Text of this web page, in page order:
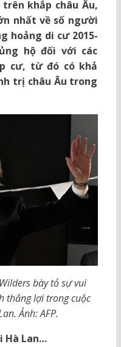
khắp châu Âu,
nhất về số người
hoảng di cư 2015-
hộ đối với các
cư, từ đó có khả
trị châu Âu trong
bày tỏ sự vui
thắng lợi trong cuộc
Ảnh: AFP.
Hà Lan…